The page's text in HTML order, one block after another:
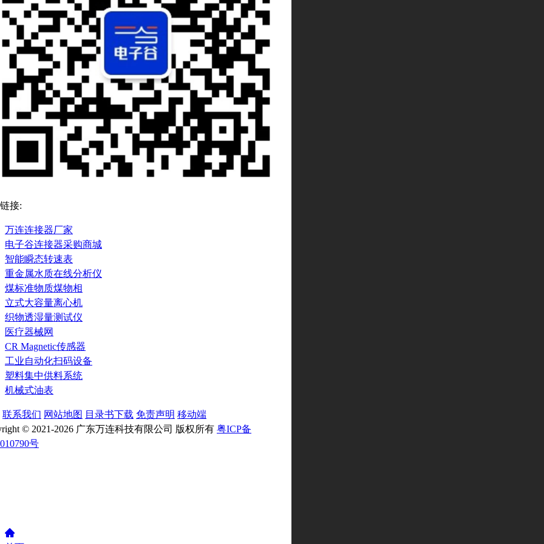
接:
万连连接器厂家
电子谷连接器采购商城
智能瞬态转速表
重金属水质在线分析仪
煤标准物质煤物相
立式大容量离心机
织物透湿量测试仪
医疗器械网
CR Magnetic传感器
工业自动化扫码设备
塑料集中供料系统
机械式油表
联系我们 网站地图 目录书下载 免责声明 移动端
© 2021-2026 广东万连科技有限公司 版权所有 粤ICP备
号